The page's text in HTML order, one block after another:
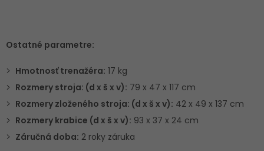
Ostatné parametre:
Hmotnosť trenažéra: 17 kg
Rozmery stroja: (d x š x v): 79 x 47 x 117 cm
Rozmery zloženého stroja: (d x š x v): 42 x 49 x 137 cm
Rozmery krabice (d x š x v): 93 x 37 x 24 cm
Záručná doba: 2 roky záruka